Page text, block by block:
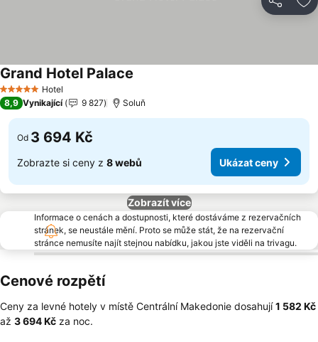
Sdílet
5 Počet hvězdiček
Hotel
Grand Hotel Palace
8,9 Vynikající 9 827 Soluň
Od 3 694 Kč
Zobrazte si ceny z 8 webů Ukázat ceny
Zobrazít více
Informace o cenách a dostupnosti, které dostáváme z rezervačních
stránek, se neustále mění. Proto se může stát, že na rezervační
stránce nemusíte najít stejnou nabídku, jakou jste viděli na trivagu.
Cenové rozpětí
Ceny za levné hotely v místě Centrální Makedonie dosahují‎1 582 Kč
až ‎3 694 Kč za noc.